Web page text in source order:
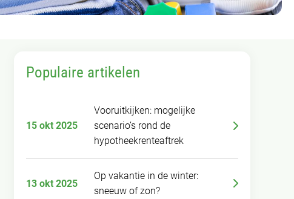
Populaire artikelen
15 okt 2025
Vooruitkijken: mogelijke
scenario’s rond de
hypotheekrenteaftrek
13 okt 2025
Op vakantie in de winter:
sneeuw of zon?